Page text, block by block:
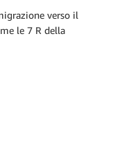
verso il
le 7 R della